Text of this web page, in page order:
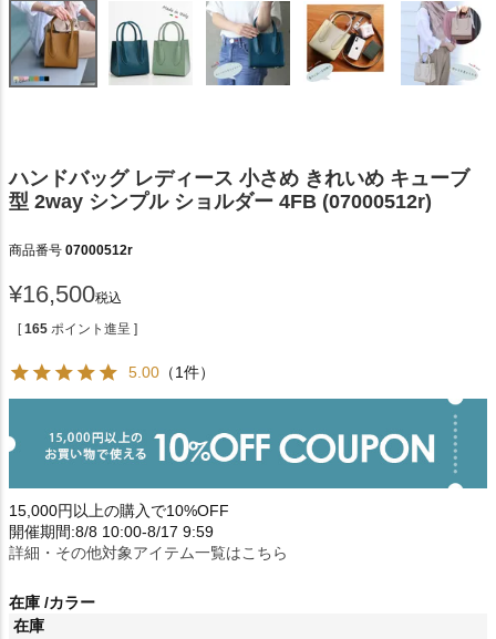
ハンドバッグ レディース 小さめ きれいめ キューブ
型 2way シンプル ショルダー 4FB (07000512r)
商品番号 07000512r
¥16,500税込
[ 165 ポイント進呈 ]
5.00 （1件）
15,000円以上の購入で10%OFF
開催期間:8/8 10:00-8/17 9:59
詳細・その他対象アイテム一覧はこちら
在庫 カラー
在庫